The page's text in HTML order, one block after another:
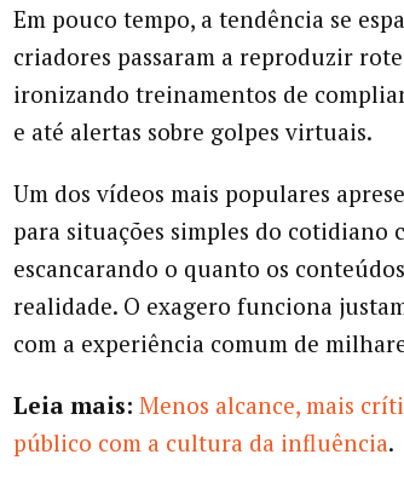
Em pouco tempo, a tendência se
criadores passaram a reproduzir
ironizando treinamentos de
e até alertas sobre golpes virtuais.
Um dos vídeos mais populares
para situações simples do cotidiano
escancarando o quanto os
realidade. O exagero funciona
com a experiência comum de
Leia mais: Menos alcance, mais
público com a cultura da influência.